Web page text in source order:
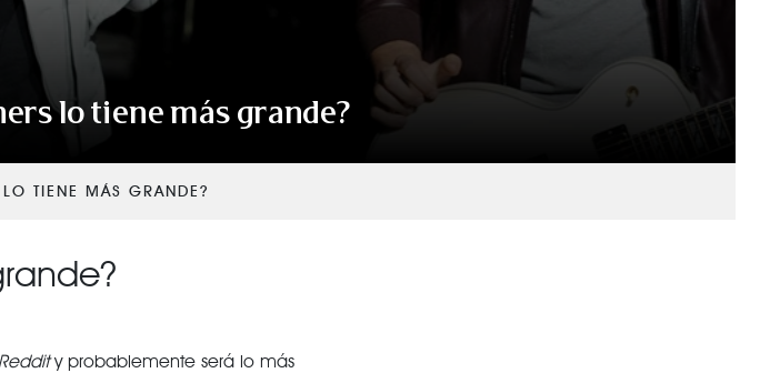
lo tiene más grande?
TIENE MÁS GRANDE?
Reddity probablemente será lo más